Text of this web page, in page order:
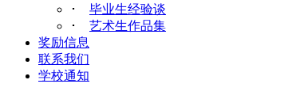
･ 毕业生经验谈
･ 艺术生作品集
奖励信息
联系我们
学校通知